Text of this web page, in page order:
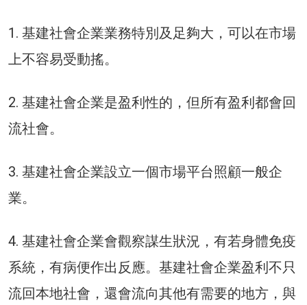
1. 基建社會企業業務特別及足夠大，可以在市場
上不容易受動搖。
2. 基建社會企業是盈利性的，但所有盈利都會回
流社會。
3. 基建社會企業設立一個市場平台照顧一般企
業。
4. 基建社會企業會觀察謀生狀況，有若身體免疫
系統，有病便作出反應。基建社會企業盈利不只
流回本地社會，還會流向其他有需要的地方，與